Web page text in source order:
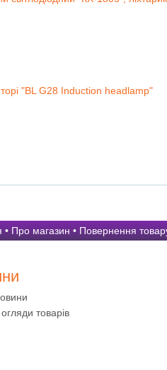
"BL G28 Induction headlamp"
• Про магазин • Повернення
огляди товарів